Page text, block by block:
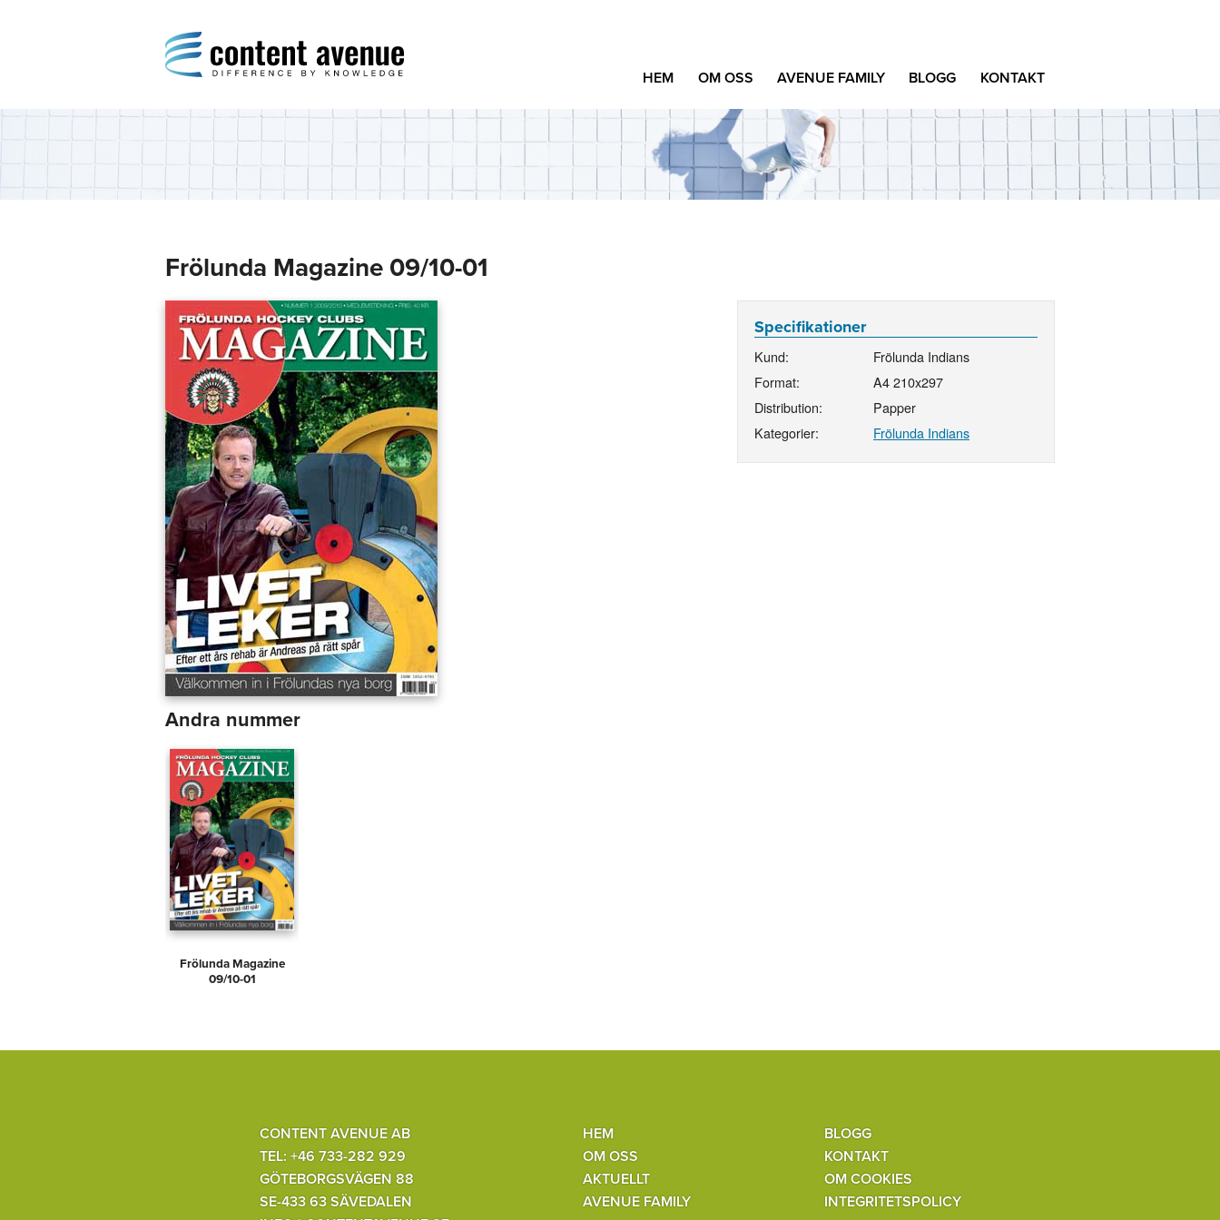
Difference by Knowledge
HEM OM OSS AVENUE FAMILY BLOGG KONTAKT
Frölunda Magazine 09/10-01
Specifikationer
Kund:
Frölunda Indians
Format:
A4 210x297
Distribution:
Papper
Kategorier:
Frölunda Indians
Andra nummer
Frölunda Magazine
09/10-01
CONTENT AVENUE AB
TEL: +46 733-282 929
GÖTEBORGSVÄGEN 88
SE-433 63 SÄVEDALEN
HEM
OM OSS
AKTUELLT
AVENUE FAMILY
BLOGG
KONTAKT
OM COOKIES
INTEGRITETSPOLICY